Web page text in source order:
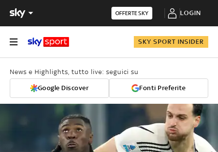
OFFERTE SKY LOGIN
SKY SPORT INSIDER
News e Highlights, tutto live: seguici su
Google Discover Fonti Preferite